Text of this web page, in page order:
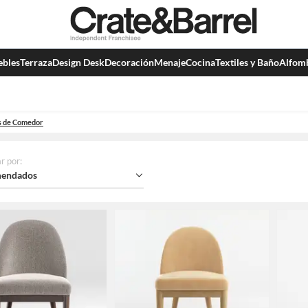
TerrazaDesign DeskDecoraciónMenajeCocinaTextiles y Baño
de Comedor
por: